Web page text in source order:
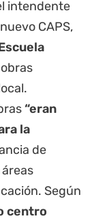
intendente
CAPS,
“eran
la
de
Según
centro